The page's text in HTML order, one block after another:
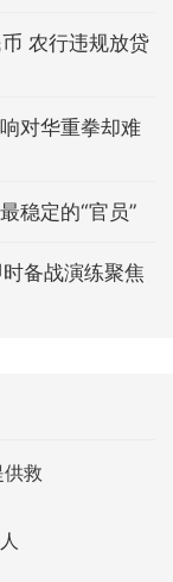
农行违规放贷
对华重拳却难
稳定的“官员”
备战演练聚焦
救